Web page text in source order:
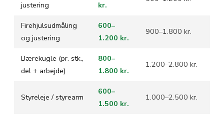
justering
kr.
Firehjulsudmåling
og justering
600–
1.200 kr.
900–1.800 kr.
Bærekugle (pr. stk.,
del + arbejde)
800–
1.800 kr.
1.200–2.800 kr.
Styreleje / styrearm
600–
1.500 kr.
1.000–2.500 kr.